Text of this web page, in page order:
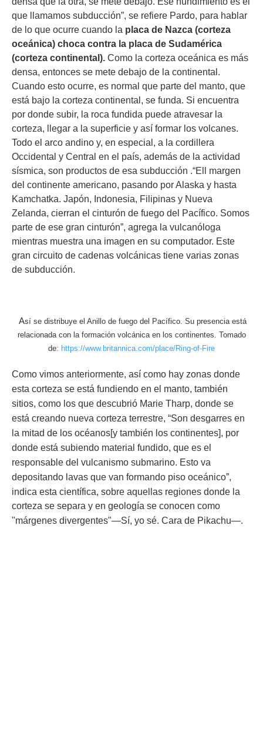
que llamamos subducción”, se refiere Pardo, para hablar
de lo que ocurre cuando la placa de Nazca (corteza
oceánica) choca contra la placa de Sudamérica
(corteza continental). Como la corteza oceánica es más
densa, entonces se mete debajo de la continental.
Cuando esto ocurre, es normal que parte del manto, que
está bajo la corteza continental, se funda. Si encuentra
por donde subir, la roca fundida puede atravesar la
corteza, llegar a la superficie y así formar los volcanes.
Todo el arco andino y, en especial, a la cordillera
Occidental y Central en el país, además de la actividad
sísmica, son productos de esa subducción .“Ell margen
del continente americano, pasando por Alaska y hasta
Kamchatka. Japón, Indonesia, Filipinas y Nueva
Zelanda, cierran el cinturón de fuego del Pacífico. Somos
parte de ese gran cinturón”, agrega la vulcanóloga
mientras muestra una imagen en su computador. Este
gran circuito de cadenas volcánicas tiene varias zonas
de subducción.
Así se distribuye el Anillo de fuego del Pacífico. Su presencia está
relacionada con la formación volcánica en los continentes. Tomado
de: https://www.britannica.com/place/Ring-of-Fire
Como vimos anteriormente, así como hay zonas donde
esta corteza se está fundiendo en el manto, también
sitios, como los que descubrió Marie Tharp, donde se
está creando nueva corteza terrestre, “Son desgarres en
la mitad de los océanos[y también los continentes], por
donde está subiendo material fundido, que es el
responsable del vulcanismo submarino. Esto va
depositando lavas que van formando piso oceánico”,
indica esta científica, sobre aquellas regiones donde la
corteza se separa y en geología se conocen como
"márgenes divergentes"—Sí, yo sé. Cara de Pikachu—.